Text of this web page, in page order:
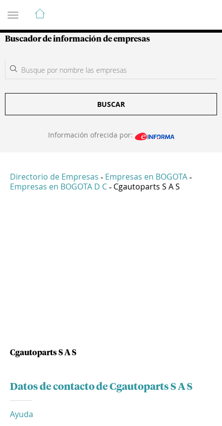
Guía de Empresas Colombianas
Buscador de información de empresas
BUSCAR
Información ofrecida por:
Directorio de Empresas - Empresas en BOGOTA -
Empresas en BOGOTA D C - Cgautoparts S A S
Cgautoparts S A S
Datos de contacto de Cgautoparts S A S
Ayuda